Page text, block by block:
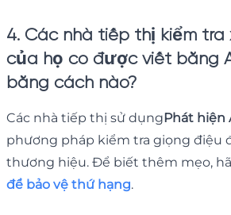
4. Các nhà tiếp thị kiểm tra
của họ có được viết bằng
bằng cách nào?
Các nhà tiếp thị sử dụngPhát hiện
phương pháp kiểm tra giọng điệu
thương hiệu. Để biết thêm mẹo,
để bảo vệ thứ hạng.